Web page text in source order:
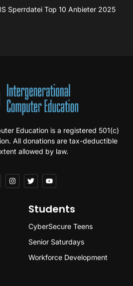
Sperrdatei Top 10 Anbieter 2025
Education is a registered 501(c)
All donations are tax-deductible
allowed by law.
Students
CyberSecure Teens
Senior Saturdays
Workforce Development